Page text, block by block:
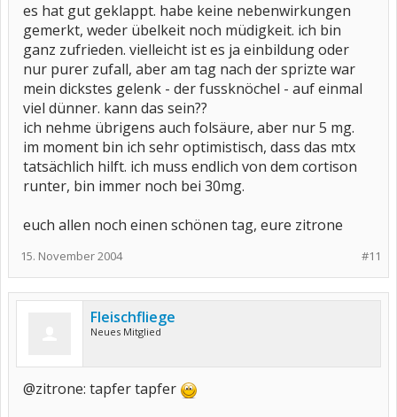
es hat gut geklappt. habe keine nebenwirkungen
gemerkt, weder übelkeit noch müdigkeit. ich bin
ganz zufrieden. vielleicht ist es ja einbildung oder
nur purer zufall, aber am tag nach der sprizte war
mein dickstes gelenk - der fussknöchel - auf einmal
viel dünner. kann das sein??
ich nehme übrigens auch folsäure, aber nur 5 mg.
im moment bin ich sehr optimistisch, dass das mtx
tatsächlich hilft. ich muss endlich von dem cortison
runter, bin immer noch bei 30mg.
euch allen noch einen schönen tag, eure zitrone
#11
15. November 2004
Fleischfliege
Neues Mitglied
@zitrone: tapfer tapfer